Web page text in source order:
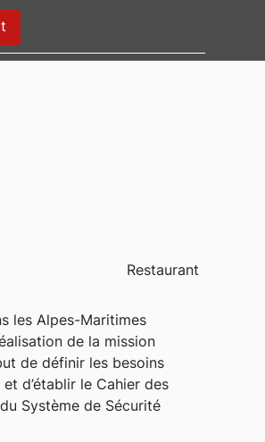
Restaurant
les Alpes-Maritimes
de la mission
de définir les besoins
d’établir le Cahier des
Système de Sécurité